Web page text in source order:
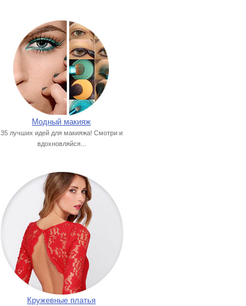
Модный макияж
35 лучших идей для макияжа! Смотри и
вдохновляйся...
Кружевные платья